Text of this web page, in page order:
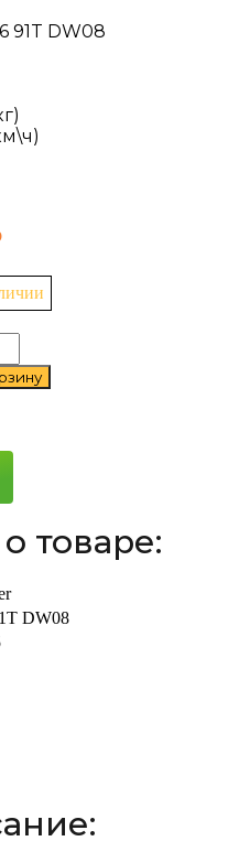
91T DW08
товаре:
DW08